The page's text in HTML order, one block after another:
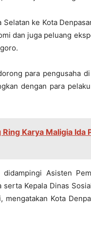
ke Kota
dan juga peluang
para pengusaha
dengan para
Karya Maligia Ida
Asisten
Kepala Dinas
mengatakan Kota